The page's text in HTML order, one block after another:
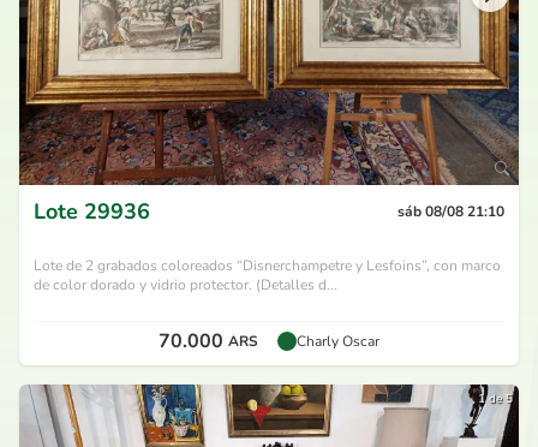
Lote 29936 sáb 08/08 21:10
Lote de 2 grabados coloreados “Disnerchampetre y Lesfoins”, con marco
de color dorado y vidrio protector. (Detalles d...
70.000 ARS Charly Oscar
1 de 5